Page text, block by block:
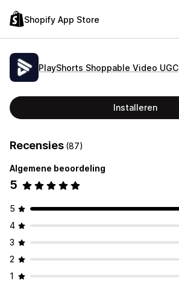
Shopify App Store
PlayShorts Shoppable Video UGC
Installeren
Recensies (87)
Algemene beoordeling
5
5
4
3
2
1